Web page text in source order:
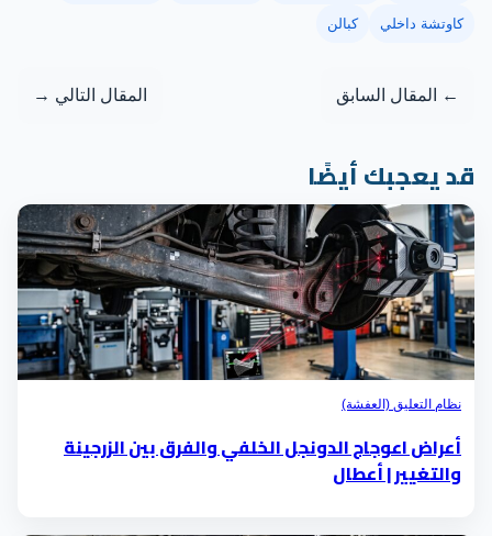
كاوتشة داخلي كبالن
← المقال السابق المقال التالي →
يعجبك أيضًا
نظام التعليق (العفشة)
أعراض اعوجاج الدونجل الخلفي والفرق بين الزرجينة
والتغيير | أعطال